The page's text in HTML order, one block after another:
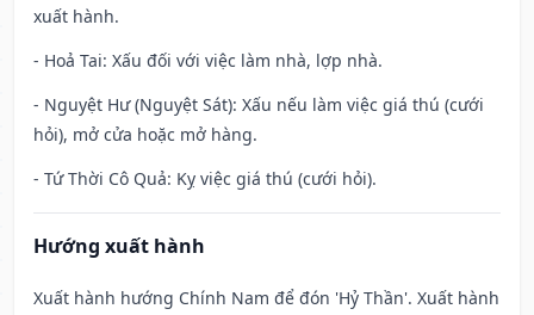
xuất hành.
- Hoả Tai: Xấu đối với việc làm nhà, lợp nhà.
- Nguyệt Hư (Nguyệt Sát): Xấu nếu làm việc giá thú (cưới
hỏi), mở cửa hoặc mở hàng.
- Tứ Thời Cô Quả: Kỵ việc giá thú (cưới hỏi).
Hướng xuất hành
Xuất hành hướng Chính Nam để đón 'Hỷ Thần'. Xuất hành